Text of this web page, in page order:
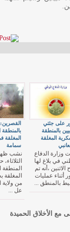
المغلقة
سمامة
نشب
من
عل ...
على جثتي
بالمنطقة
المغلقة
وزارة الدفاع
في بلاغ لها
الاثنين ،أنه تم
أثناء عمليات
بالمنطق ...
مع الأخلاق الحميدة